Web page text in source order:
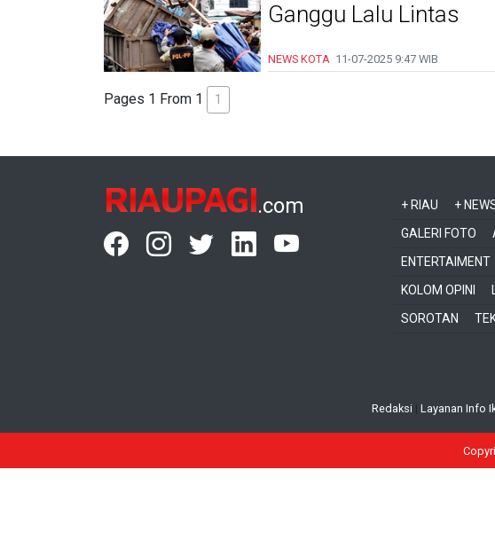
Ganggu Lalu Lintas
NEWS KOTA 11-07-2025 9:47 WIB
Pages 1 From 1 1
RIAUPAGI.com + RIAU +
GALERI FOTO
ENTERTAIMENT
KOLOM OPINI
SOROTAN
Redaksi Layanan Info